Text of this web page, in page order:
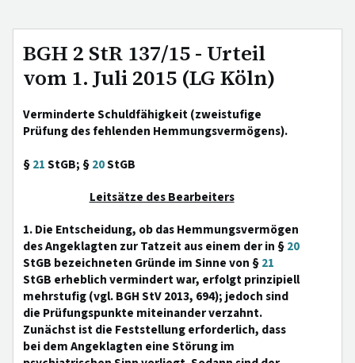
BGH 2 StR 137/15 - Urteil
vom 1. Juli 2015 (LG Köln)
Verminderte Schuldfähigkeit (zweistufige
Prüfung des fehlenden Hemmungsvermögens).
§21StGB; §20StGB
Leitsätze des Bearbeiters
1. Die Entscheidung, ob das Hemmungsvermögen
des Angeklagten zur Tatzeit aus einem der in §20
StGB bezeichneten Gründe im Sinne von §21
StGB erheblich vermindert war, erfolgt prinzipiell
mehrstufig (vgl. BGH StV 2013, 694); jedoch sind
die Prüfungspunkte miteinander verzahnt.
Zunächst ist die Feststellung erforderlich, dass
bei dem Angeklagten eine Störung im